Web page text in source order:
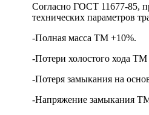
Согласно ГОСТ 11677-85,
технических параметров
-Полная масса ТМ +10%.
-Потери холостого хода
-Потеря замыкания на
-Напряжение замыкания